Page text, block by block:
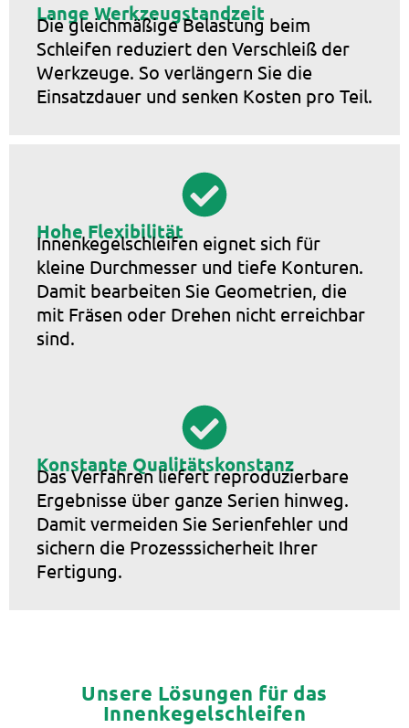
Lange Werkzeugstandzeit
Die gleichmäßige Belastung beim
Schleifen reduziert den Verschleiß der
Werkzeuge. So verlängern Sie die
Einsatzdauer und senken Kosten pro Teil.
Hohe Flexibilität
Innenkegelschleifen eignet sich für
kleine Durchmesser und tiefe Konturen.
Damit bearbeiten Sie Geometrien, die
mit Fräsen oder Drehen nicht erreichbar
sind.
Konstante Qualitätskonstanz
Das Verfahren liefert reproduzierbare
Ergebnisse über ganze Serien hinweg.
Damit vermeiden Sie Serienfehler und
sichern die Prozesssicherheit Ihrer
Fertigung.
Unsere Lösungen für das
Innenkegelschleifen